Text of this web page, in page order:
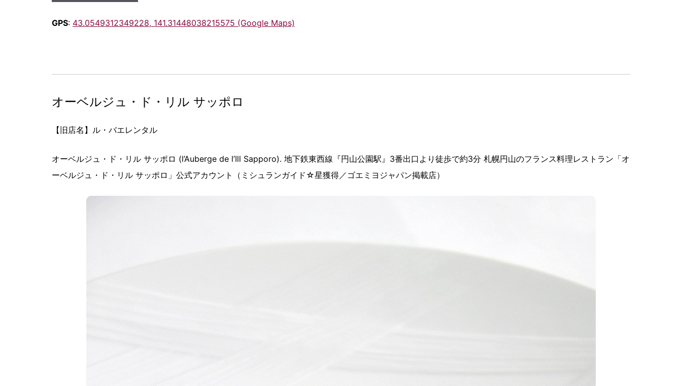
GPS: 43.0549312349228, 141.31448038215575 (Google Maps)
オーベルジュ・ド・リル サッポロ
【旧店名】ル・バエレンタル
オーベルジュ・ド・リル サッポロ (l’Auberge de l’Ill Sapporo). 地下鉄東西線『円山公園駅』3番出口より徒歩で約3分 札幌円山のフランス料理レストラン「オ
ーベルジュ・ド・リル サッポロ」公式アカウント（ミシュランガイド☆星獲得／ゴエミヨジャパン掲載店）